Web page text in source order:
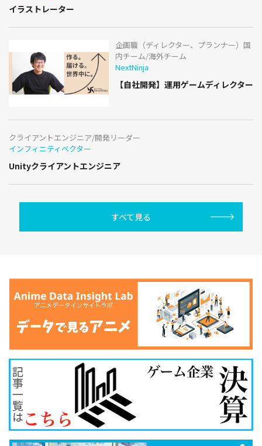
イラストレーター
企画職（ディレクター、プランナー）国
内チーム/海外チーム
NextNinja
【自社開発】運用ゲームディレクター
クライアントエンジニア/開発リーダー
インフィニティベクター
Unityクライアントエンジニア
すべて見る